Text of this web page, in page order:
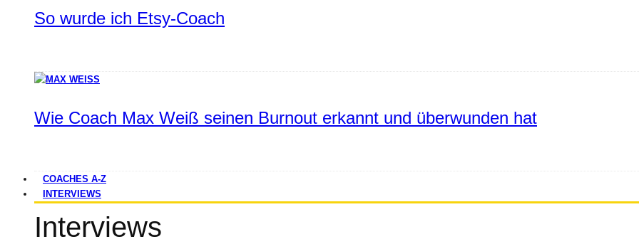
So wurde ich Etsy-Coach
Wie Coach Max Weiß seinen Burnout erkannt und überwunden hat
COACHES A-Z
INTERVIEWS
Interviews